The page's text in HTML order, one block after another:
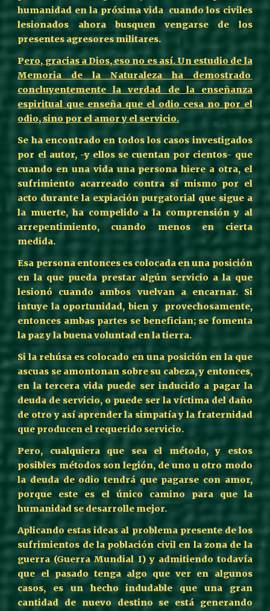
humanidad en la próxima vida cuando los civiles
lesionados ahora busquen vengarse de los
presentes agresores militares.
Pero, gracias a Dios, eso no es así. Un estudio de la
Memoria de la Naturaleza ha demostrado
concluyentemente la verdad de la enseñanza
espiritual que enseña que el odio cesa no por el
odio, sino por el amor y el servicio.
Se ha encontrado en todos los casos investigados
por el autor, -y ellos se cuentan por cientos- que
cuando en una vida una persona hiere a otra, el
sufrimiento acarreado contra sí mismo por el
acto durante la expiación purgatorial que sigue a
la muerte, ha compelido a la comprensión y al
arrepentimiento, cuando menos en cierta
medida.
Esa persona entonces es colocada en una posición
en la que pueda prestar algún servicio a la que
lesionó cuando ambos vuelvan a encarnar. Si
intuye la oportunidad, bien y provechosamente,
entonces ambas partes se benefician; se fomenta
la paz y la buena voluntad en la tierra.
Si la rehúsa es colocado en una posición en la que
ascuas se amontonan sobre su cabeza, y entonces,
en la tercera vida puede ser inducido a pagar la
deuda de servicio, o puede ser la víctima del daño
de otro y así aprender la simpatía y la fraternidad
que producen el requerido servicio.
Pero, cualquiera que sea el método, y estos
posibles métodos son legión, de uno u otro modo
la deuda de odio tendrá que pagarse con amor,
porque este es el único camino para que la
humanidad se desarrolle mejor.
Aplicando estas ideas al problema presente de los
sufrimientos de la población civil en la zona de la
guerra (Guerra Mundial I) y admitiendo todavía
que el pasado tenga algo que ver en algunos
casos, es un hecho indudable que una gran
cantidad de nuevo destino se está generando